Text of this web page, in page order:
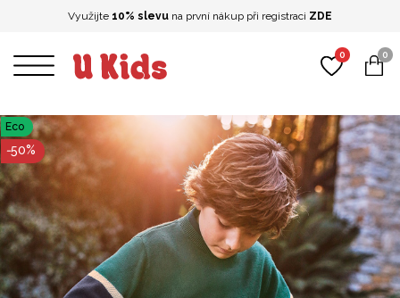
Eco
-50%
Využijte 10% slevu na první nákup při registraci ZDE
0
0